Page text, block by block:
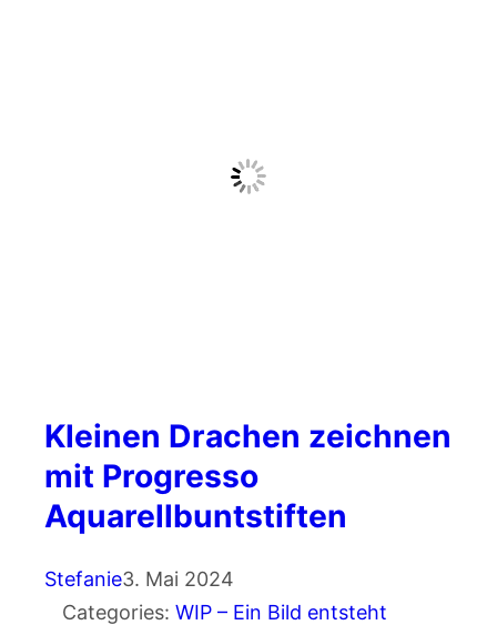
Kleinen Drachen zeichnen
mit Progresso
Aquarellbuntstiften
Stefanie3. Mai 2024
Categories: WIP – Ein Bild entsteht